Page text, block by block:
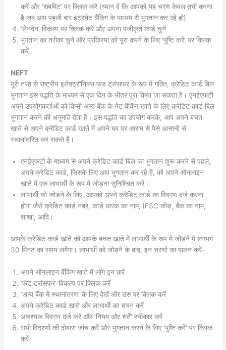
करें और ‘सबमिट’ पर क्लिक करें (ध्यान दें कि आपको यह चरण केवल तभी करना
है जब आप पहली बार इंटरनेट बैंकिंग के माध्यम से भुगतान कर रहे हों)
‘लेनदेन’ विकल्प पर क्लिक करें और अपना पंजीकृत कार्ड चुनें
भुगतान का तरीका चुनें और प्रक्रिया को पूरा करने के लिए ‘पुष्टि करें’ पर क्लिक
करें
NEFT
पूरी तरह से राष्ट्रीय इलेक्ट्रॉनिक्स फंड ट्रांसफर के रूप में गठित, क्रेडिट कार्ड बिल
भुगतान इस पद्धति के माध्यम से एक दिन के भीतर पूरा किया जा सकता है। एनईएफटी
अपने उपयोगकर्ताओं को किसी अन्य बैंक के नेट बैंकिंग खाते के लिए क्रेडिट कार्ड बिल
भुगतान करने की अनुमति देता है। इस पद्धति का उपयोग करके, आप अपने बचत
खाते से अपने क्रेडिट कार्ड खाते में अपने घर पर आराम से पैसे आसानी से
स्थानांतरित कर सकते हैं।
एनईएफटी के माध्यम से अपने क्रेडिट कार्ड बिल का भुगतान शुरू करने से पहले,
अपने क्रेडिट कार्ड, जिसके लिए आप भुगतान कर रहे हैं, को अपने ऑनलाइन
खाते में एक लाभार्थी के रूप में जोड़ना सुनिश्चित करें।
लाभार्थी को जोड़ने के लिए, आपको अपने क्रेडिट कार्ड का विवरण दर्ज करना
होगा जैसे क्रेडिट कार्ड नंबर, कार्ड धारक का नाम, IFSC कोड, बैंक का नाम,
शाखा, आदि।
आपके क्रेडिट कार्ड खाते को आपके बचत खाते में लाभार्थी के रूप में जोड़ने में लगभग
30 मिनट का समय लगेगा। लाभार्थी को जोड़ने के बाद, इन चरणों का पालन करें-
अपने ऑनलाइन बैंकिंग खाते में लॉग इन करें
‘फंड ट्रांसफर’ विकल्प पर क्लिक करें
‘अन्य बैंक में स्थानांतरण’ के लिए देखें और उस पर क्लिक करें
अपने क्रेडिट कार्ड खाते और लाभार्थी का चयन करें
आवश्यक विवरण दर्ज करें और ‘नियम और शर्तें’ स्वीकार करें
सभी विवरणों की दोबारा जांच करें और भुगतान करने के लिए ‘पुष्टि करें’ पर क्लिक
करें